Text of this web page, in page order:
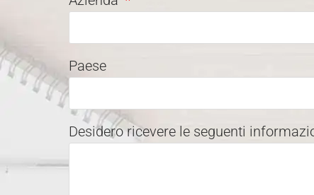
Paese
Desidero ricevere le seguenti